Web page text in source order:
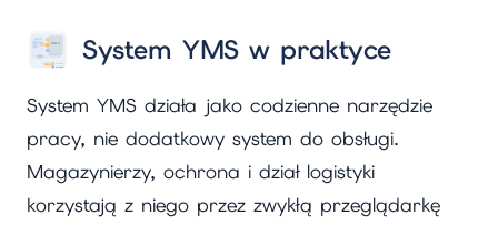
System YMS w praktyce
System YMS działa jako codzienne narzędzie
pracy, nie dodatkowy system do obsługi.
Magazynierzy, ochrona i dział logistyki
korzystają z niego przez zwykłą przeglądarkę